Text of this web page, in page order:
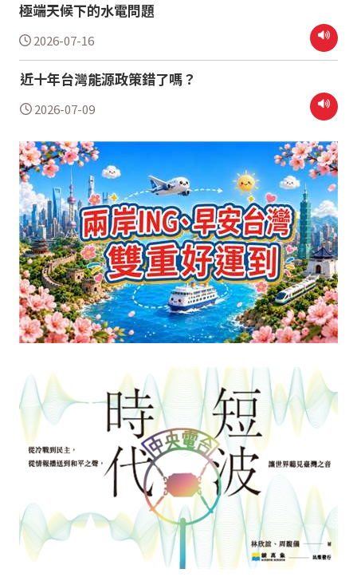
極端天候下的水電問題
2026-07-16
近十年台灣能源政策錯了嗎？
2026-07-09